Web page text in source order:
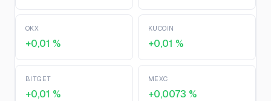
OKX
+0,01 %
KUCOIN
+0,01 %
BITGET
+0,01 %
MEXC
+0,0073 %